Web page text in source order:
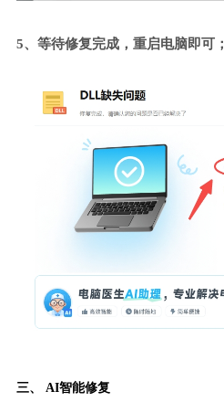
5、等待修复完成，重启电脑即可；
三、 AI智能修复